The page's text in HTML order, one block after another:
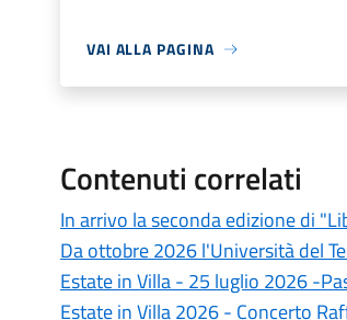
VAI ALLA PAGINA
Contenuti correlati
In arrivo la seconda edizione di
Da ottobre 2026 l'Università del
Estate in Villa - 25 luglio 2026 -
Estate in Villa 2026 - Concerto